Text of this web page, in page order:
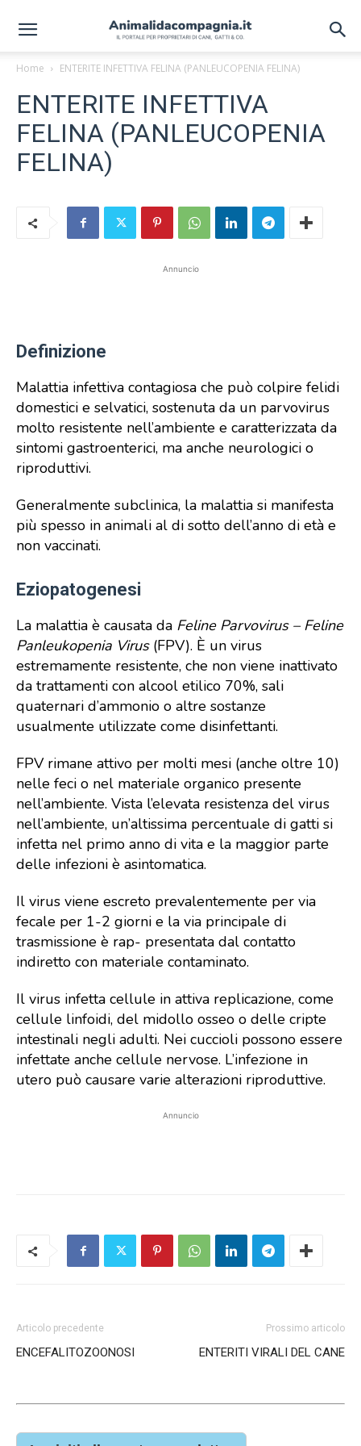
Home ENTERITE INFETTIVA FELINA (PANLEUCOPENIA FELINA)
ENTERITE INFETTIVA
FELINA (PANLEUCOPENIA
FELINA)
Annuncio
Definizione
Malattia infettiva contagiosa che può colpire felidi
domestici e selvatici, sostenuta da un parvovirus
molto resistente nell’ambiente e caratterizzata da
sintomi gastroenterici, ma anche neurologici o
riproduttivi.
Generalmente subclinica, la malattia si manifesta
più spesso in animali al di sotto dell’anno di età e
non vaccinati.
Eziopatogenesi
La malattia è causata da Feline Parvovirus – Feline
Panleukopenia Virus(FPV). È un virus
estremamente resistente, che non viene inattivato
da trattamenti con alcool etilico 70%, sali
quaternari d’ammonio o altre sostanze
usualmente utilizzate come disinfettanti.
FPV rimane attivo per molti mesi (anche oltre 10)
nelle feci o nel materiale organico presente
nell’ambiente. Vista l’elevata resistenza del virus
nell’ambiente, un’altissima percentuale di gatti si
infetta nel primo anno di vita e la maggior parte
delle infezioni è asintomatica.
Il virus viene escreto prevalentemente per via
fecale per 1-2 giorni e la via principale di
trasmissione è rap- presentata dal contatto
indiretto con materiale contaminato.
Il virus infetta cellule in attiva replicazione, come
cellule linfoidi, del midollo osseo o delle cripte
intestinali negli adulti. Nei cuccioli possono essere
infettate anche cellule nervose. L’infezione in
utero può causare varie alterazioni riproduttive.
Annuncio
Articolo precedente
ENCEFALITOZOONOSI
Prossimo articolo
ENTERITI VIRALI DEL CANE